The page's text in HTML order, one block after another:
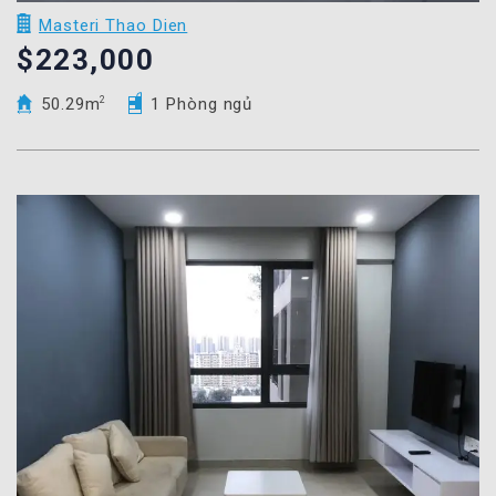
Masteri Thao Dien
$223,000
50.29m2 1 Phòng ngủ